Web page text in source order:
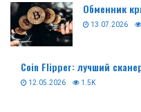
Обменник
13.07.2026
Coin Flipper: лучший
12.05.2026 1.5K